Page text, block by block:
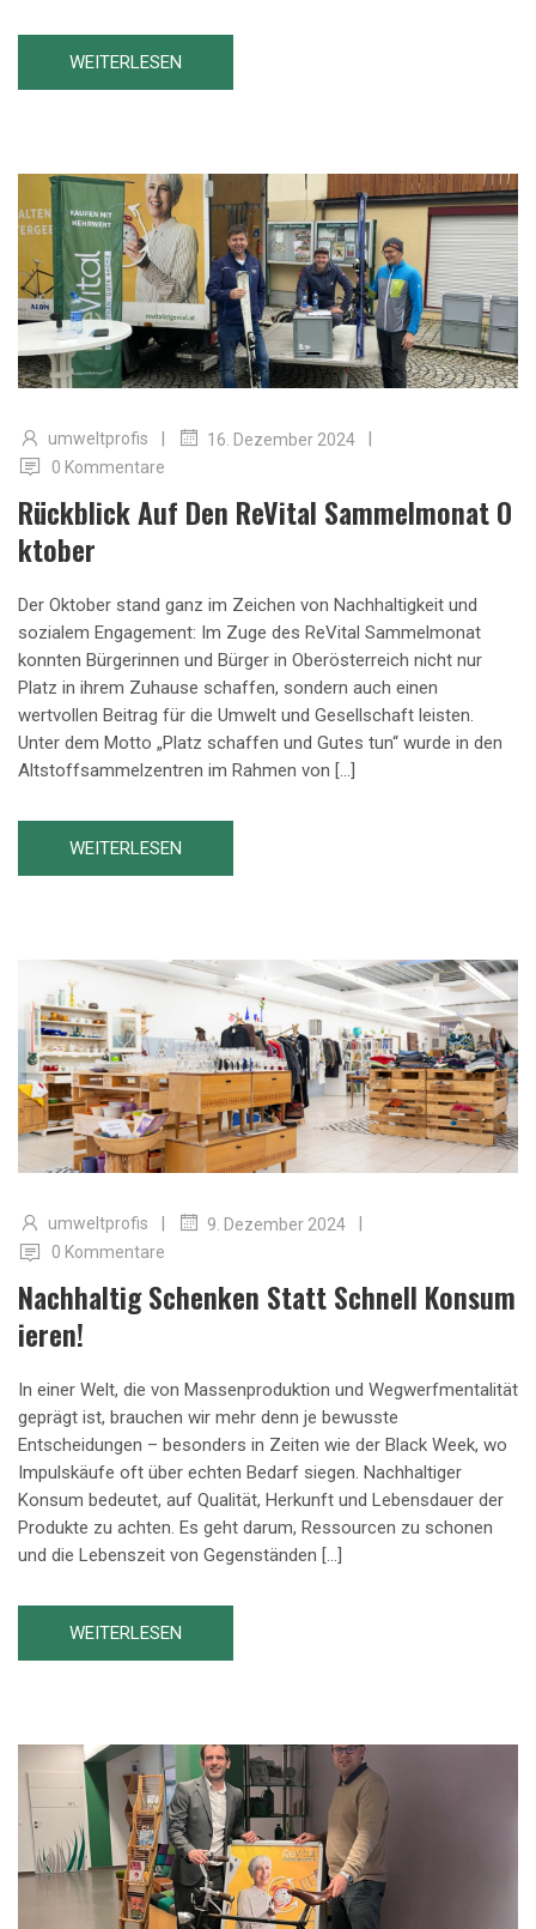
WEITERLESEN
umweltprofis | 16. Dezember 2024 |
0 Kommentare
Rückblick Auf Den ReVital Sammelmonat O
Ktober
Der Oktober stand ganz im Zeichen von Nachhaltigkeit und
sozialem Engagement: Im Zuge des ReVital Sammelmonat
konnten Bürgerinnen und Bürger in Oberösterreich nicht nur
Platz in ihrem Zuhause schaffen, sondern auch einen
wertvollen Beitrag für die Umwelt und Gesellschaft leisten.
Unter dem Motto „Platz schaffen und Gutes tun“ wurde in den
Altstoffsammelzentren im Rahmen von […]
WEITERLESEN
umweltprofis 9. Dezember 2024
0 Kommentare
Nachhaltig Schenken Statt Schnell Konsum
Ieren!
In einer Welt, die von Massenproduktion und Wegwerfmentalität
geprägt ist, brauchen wir mehr denn je bewusste
Entscheidungen – besonders in Zeiten wie der Black Week, wo
Impulskäufe oft über echten Bedarf siegen. Nachhaltiger
Konsum bedeutet, auf Qualität, Herkunft und Lebensdauer der
Produkte zu achten. Es geht darum, Ressourcen zu schonen
und die Lebenszeit von Gegenständen […]
WEITERLESEN